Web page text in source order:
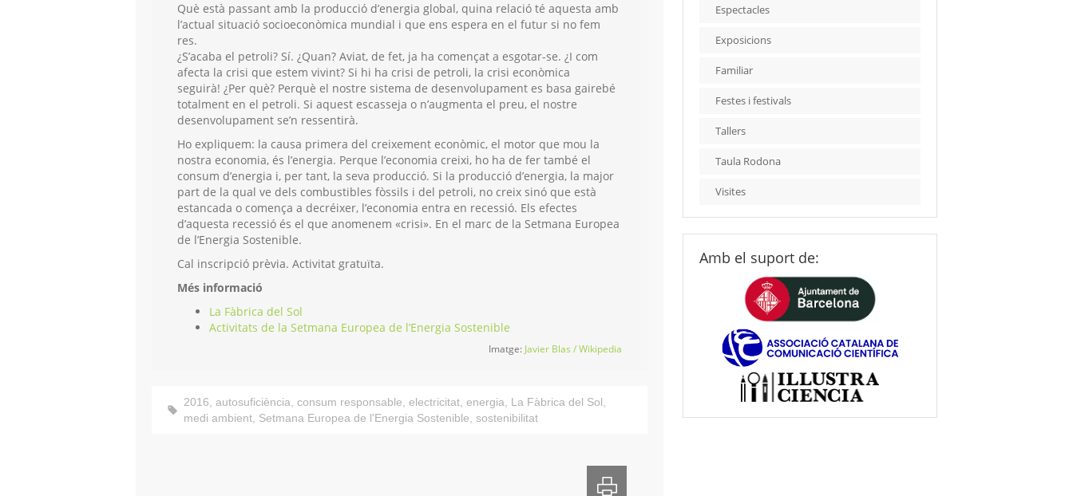
Què està passant amb la producció d’energia global, quina relació té aquesta amb
l’actual situació socioeconòmica mundial i que ens espera en el futur si no fem
res.
¿S’acaba el petroli? Sí. ¿Quan? Aviat, de fet, ja ha començat a esgotar-se. ¿I com
afecta la crisi que estem vivint? Si hi ha crisi de petroli, la crisi econòmica
seguirà! ¿Per què? Perquè el nostre sistema de desenvolupament es basa gairebé
totalment en el petroli. Si aquest escasseja o n’augmenta el preu, el nostre
desenvolupament se’n ressentirà.
Ho expliquem: la causa primera del creixement econòmic, el motor que mou la
nostra economia, és l’energia. Perque l’economia creixi, ho ha de fer també el
consum d’energia i, per tant, la seva producció. Si la producció d’energia, la major
part de la qual ve dels combustibles fòssils i del petroli, no creix sinó que està
estancada o comença a decréixer, l’economia entra en recessió. Els efectes
d’aquesta recessió és el que anomenem «crisi». En el marc de la Setmana Europea
de l’Energia Sostenible.
Cal inscripció prèvia. Activitat gratuïta.
Més informació
La Fàbrica del Sol
Activitats de la Setmana Europea de l’Energia Sostenible
Imatge: Javier Blas / Wikipedia
2016, autosuficiència, consum responsable, electricitat, energia, La Fàbrica del Sol,
medi ambient, Setmana Europea de l'Energia Sostenible, sostenibilitat
Espectacles
Exposicions
Familiar
Festes i festivals
Tallers
Taula Rodona
Visites
Amb el suport de: